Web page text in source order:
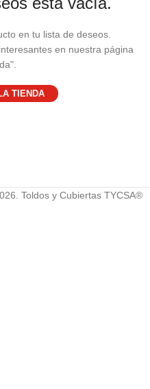
en tu lista de deseos.
en nuestra página
TIENDA
Toldos y Cubiertas TYCSA®